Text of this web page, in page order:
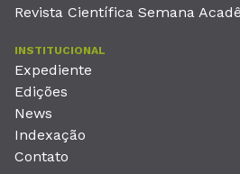
Revista Científica Semana
INSTITUCIONAL
Expediente
Edições
News
Indexação
Contato